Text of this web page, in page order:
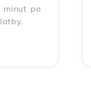
minut po